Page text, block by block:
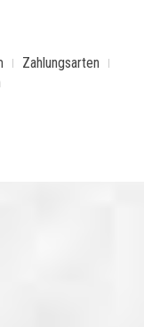
Zahlungsarten